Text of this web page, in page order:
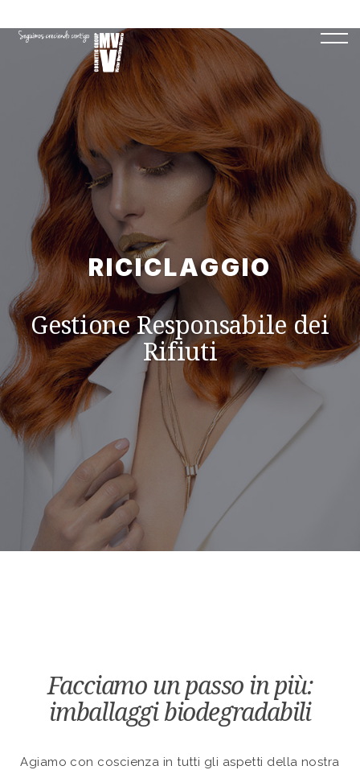
RICICLAGGIO
Gestione Responsabile dei
Rifiuti
Facciamo un passo in più:
imballaggi biodegradabili
Agiamo con coscienza in tutti gli aspetti della nostra